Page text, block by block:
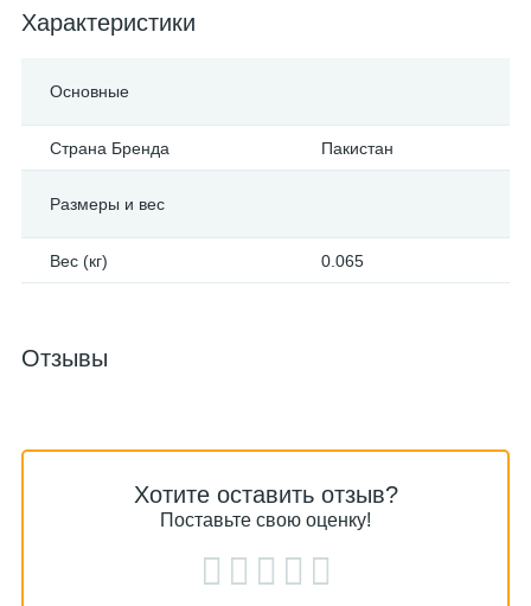
Характеристики
Основные
Страна Бренда Пакистан
Размеры и вес
Вес (кг) 0.065
Отзывы
Хотите оставить отзыв?
Поставьте свою оценку!